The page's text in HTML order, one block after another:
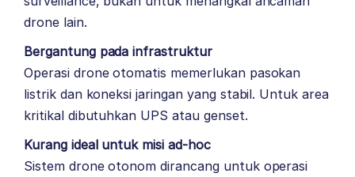
drone lain.
Bergantung pada infrastruktur
Operasi drone otomatis memerlukan pasokan
listrik dan koneksi jaringan yang stabil. Untuk area
kritikal dibutuhkan UPS atau genset.
Kurang ideal untuk misi ad-hoc
Sistem drone otonom dirancang untuk operasi